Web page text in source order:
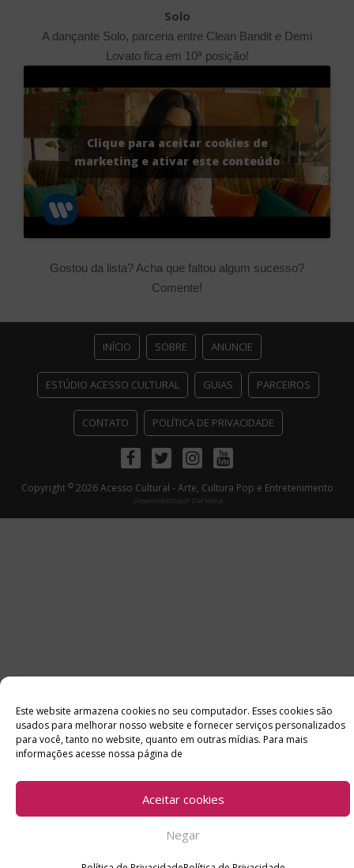
Este website armazena cookies no seu computador. Esses cookies são
usados ​​para melhorar nosso website e fornecer serviços personalizados
para você, tanto no website, quanto em outras mídias. Para mais
informações acesse nossa página de
Aceitar cookies
Negar
Solo
A dançante Solo, parceria entre Clean Bandit e Demi
Lovato fica em 10ª posição!
Clique para aceitar cookies de
marketing e ativar este conteúdo
Gostou da lista? Acha que faltou algum sucesso?
Comente!
INÍCIO SOBRE ANUNCIE
ESTÚDIO ACESSO CULTURAL GUIAS PARCEIROS
CONTATO POLÍTICA DE PRIVACIDADE
FacebookTwitterInstagramYoutube
Copyright ©2026 Acesso Cultural - Arte, Cultura Pop e Entretenimento
Desenvolvido por Del Vieira